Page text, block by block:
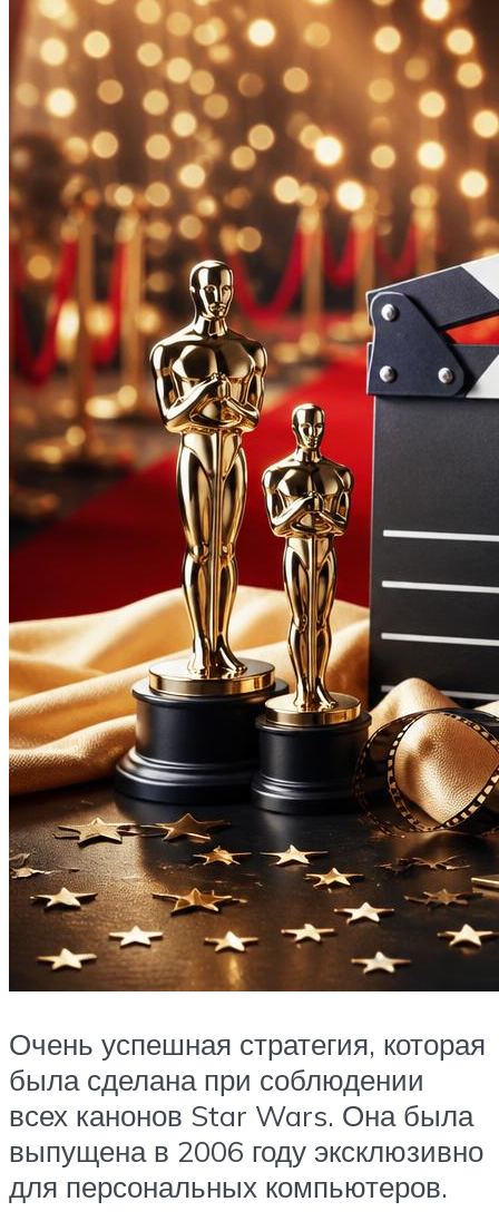
Очень успешная стратегия, которая
была сделана при соблюдении
всех канонов Star Wars. Она была
выпущена в 2006 году эксклюзивно
для персональных компьютеров.